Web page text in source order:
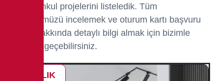
gayrimenkul projelerini listeledik. Tüm
portföyümüzü incelemek ve oturum kartı başvuru
süreci hakkında detaylı bilgi almak için bizimle
iletişime geçebilirsiniz.
SATILIK